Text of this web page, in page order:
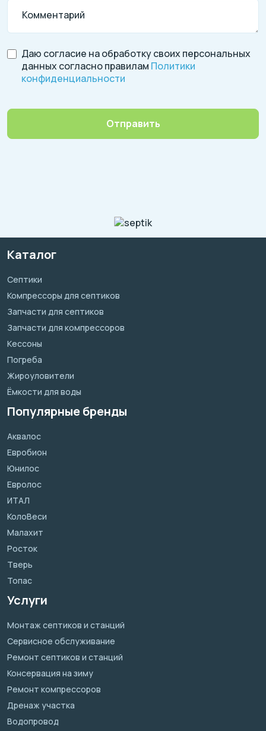
Комментарий
Даю согласие на обработку своих персональных
данных согласно правилам Политики
конфиденциальности
Отправить
Каталог
Септики
Компрессоры для септиков
Запчасти для септиков
Запчасти для компрессоров
Кессоны
Погреба
Жироуловители
Ёмкости для воды
Популярные бренды
Аквалос
Евробион
Юнилос
Евролос
ИТАЛ
КолоВеси
Малахит
Росток
Тверь
Топас
Услуги
Монтаж септиков и станций
Сервисное обслуживание
Ремонт септиков и станций
Консервация на зиму
Ремонт компрессоров
Дренаж участка
Водопровод